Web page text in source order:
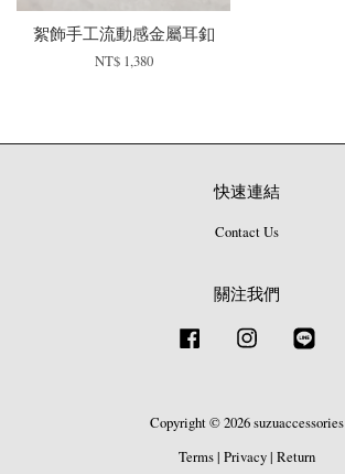
絮飾手工流動感金屬耳釦
NT$ 1,380
快速連結
Contact Us
關注我們
Facebook Instagram
Copyright © 2026 suzuaccessories
Terms| Privacy| Return